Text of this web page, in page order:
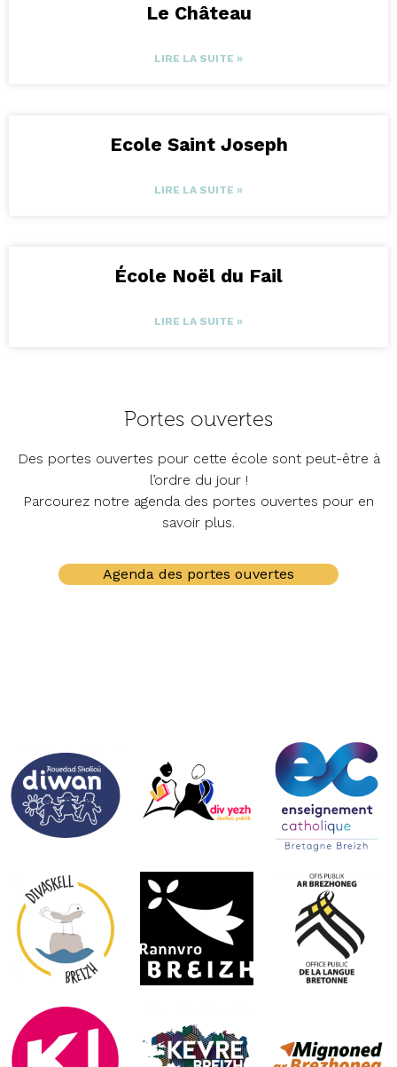
Le Château
LIRE LA SUITE »
Ecole Saint Joseph
LIRE LA SUITE »
École Noël du Fail
LIRE LA SUITE »
Portes ouvertes
Des portes ouvertes pour cette école sont peut-être à
l’ordre du jour !
Parcourez notre agenda des portes ouvertes pour en
savoir plus.
Agenda des portes ouvertes